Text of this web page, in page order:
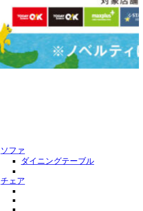
ソファ
ダイニングテーブル
チェア